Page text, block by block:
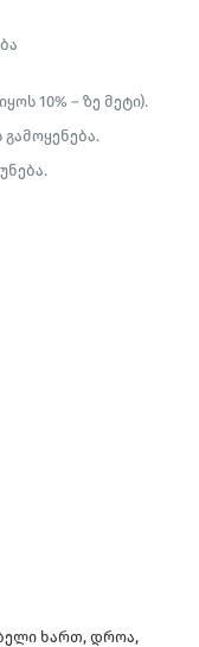
10% – ზე მეტი).
ხართ, დროა,